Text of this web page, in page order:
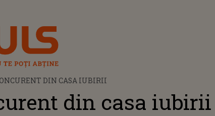
DIN CASA IUBIRII
din casa iubirii